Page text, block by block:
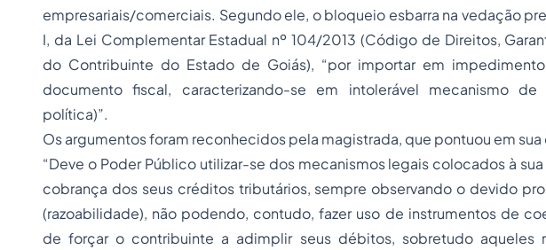
empresariais/comerciais. Segundo ele, o bloqueio esbarra na vedação
I, da Lei Complementar Estadual nº 104/2013 (Código de Direitos,
do Contribuinte do Estado de Goiás), “por importar em
documento fiscal, caracterizando-se em intolerável mecanismo de
política)”.
Os argumentos foram reconhecidos pela magistrada, que pontuou em sua
“Deve o Poder Público utilizar-se dos mecanismos legais colocados à
cobrança dos seus créditos tributários, sempre observando o devido
(razoabilidade), não podendo, contudo, fazer uso de instrumentos de
de forçar o contribuinte a adimplir seus débitos, sobretudo aqueles